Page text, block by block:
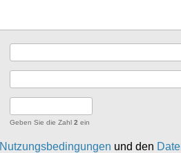
Geben Sie die Zahl 2 ein
Nutzungsbedingungen und den